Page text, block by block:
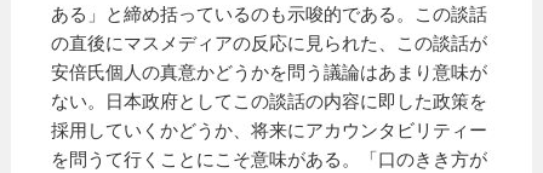
ある」と締め括っているのも示唆的である。この談話
の直後にマスメディアの反応に見られた、この談話が
安倍氏個人の真意かどうかを問う議論はあまり意味が
ない。日本政府としてこの談話の内容に即した政策を
採用していくかどうか、将来にアカウンタビリティー
を問うて行くことにこそ意味がある。「口のきき方が